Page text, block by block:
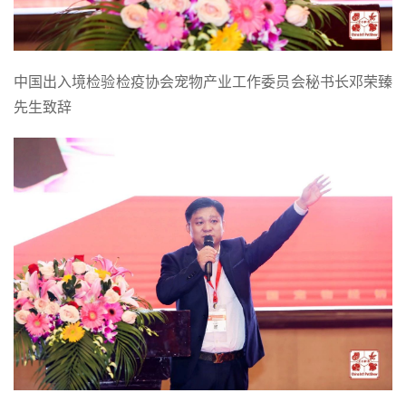
中国出入境检验检疫协会宠物产业工作委员会秘书长邓荣臻
先生致辞